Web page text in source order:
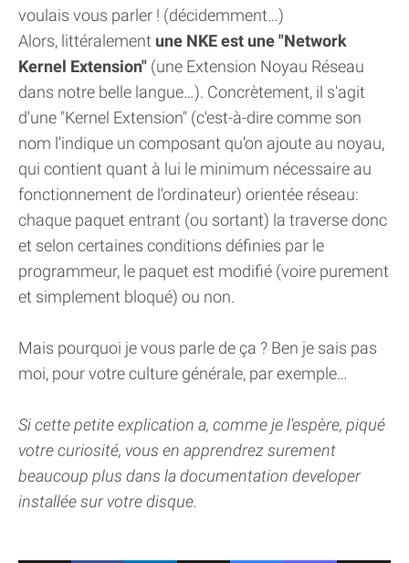
voulais vous parler ! (décidemment…)
Alors, littéralement une NKE est une "Network
Kernel Extension" (une Extension Noyau Réseau
dans notre belle langue…). Concrètement, il s'agit
d'une "Kernel Extension" (c'est-à-dire comme son
nom l'indique un composant qu'on ajoute au noyau,
qui contient quant à lui le minimum nécessaire au
fonctionnement de l'ordinateur) orientée réseau:
chaque paquet entrant (ou sortant) la traverse donc
et selon certaines conditions définies par le
programmeur, le paquet est modifié (voire purement
et simplement bloqué) ou non.
Mais pourquoi je vous parle de ça ? Ben je sais pas
moi, pour votre culture générale, par exemple…
Si cette petite explication a, comme je l'espère, piqué
votre curiosité, vous en apprendrez surement
beaucoup plus dans la documentation developer
installée sur votre disque.